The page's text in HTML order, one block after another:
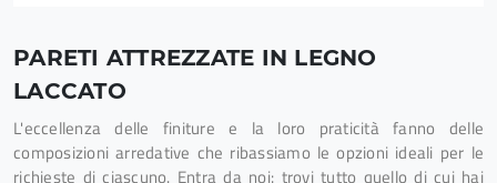
PARETI ATTREZZATE IN LEGNO
LACCATO
L'eccellenza delle finiture e la loro praticità fanno delle
composizioni arredative che ribassiamo le opzioni ideali per le
richieste di ciascuno. Entra da noi: trovi tutto quello di cui hai